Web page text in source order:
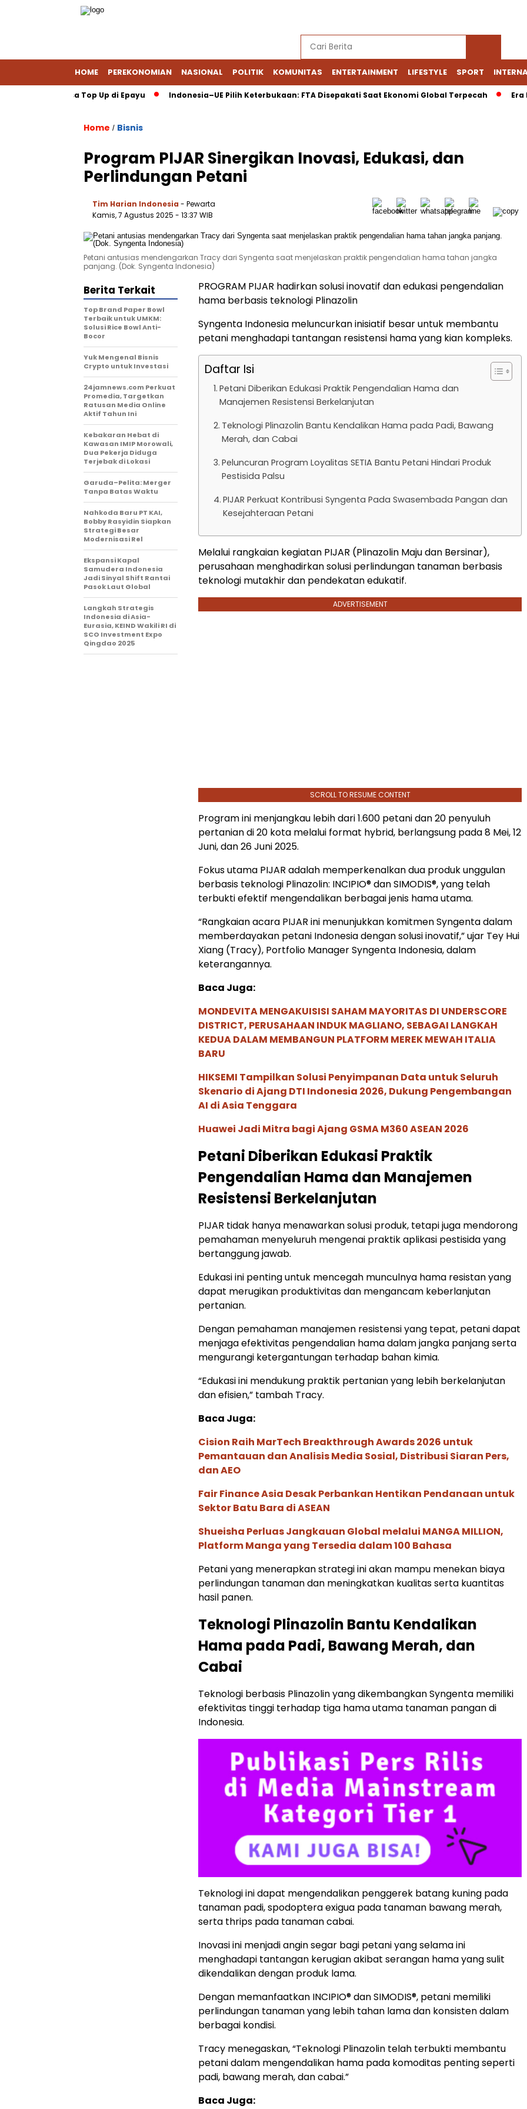
HOME PEREKONOMIAN NASIONAL POLITIK KOMUNITAS ENTERTAINMENT LIFESTYLE SPORT
via Jasa Top Up di Epayu Indonesia–UE Pilih Keterbukaan: FTA Disepakati Saat Ekonomi Global Terpecah Era Baru
Home / Bisnis
Program PIJAR Sinergikan Inovasi, Edukasi, dan
Perlindungan Petani
Tim Harian Indonesia - Pewarta
Kamis, 7 Agustus 2025 - 13:37 WIB
Petani antusias mendengarkan Tracy dari Syngenta saat menjelaskan praktik pengendalian hama tahan jangka
panjang. (Dok. Syngenta Indonesia)
PROGRAM PIJAR hadirkan solusi inovatif dan edukasi pengendalian
hama berbasis teknologi Plinazolin
Syngenta Indonesia meluncurkan inisiatif besar untuk membantu
petani menghadapi tantangan resistensi hama yang kian kompleks.
Daftar Isi
Petani Diberikan Edukasi Praktik Pengendalian Hama dan
Manajemen Resistensi Berkelanjutan
Teknologi Plinazolin Bantu Kendalikan Hama pada Padi, Bawang
Merah, dan Cabai
Peluncuran Program Loyalitas SETIA Bantu Petani Hindari Produk
Pestisida Palsu
PIJAR Perkuat Kontribusi Syngenta Pada Swasembada Pangan dan
Kesejahteraan Petani
Melalui rangkaian kegiatan PIJAR (Plinazolin Maju dan Bersinar),
perusahaan menghadirkan solusi perlindungan tanaman berbasis
teknologi mutakhir dan pendekatan edukatif.
ADVERTISEMENT
SCROLL TO RESUME CONTENT
Program ini menjangkau lebih dari 1.600 petani dan 20 penyuluh
pertanian di 20 kota melalui format hybrid, berlangsung pada 8 Mei, 12
Juni, dan 26 Juni 2025.
Fokus utama PIJAR adalah memperkenalkan dua produk unggulan
berbasis teknologi Plinazolin: INCIPIO® dan SIMODIS®, yang telah
terbukti efektif mengendalikan berbagai jenis hama utama.
“Rangkaian acara PIJAR ini menunjukkan komitmen Syngenta dalam
memberdayakan petani Indonesia dengan solusi inovatif,” ujar Tey Hui
Xiang (Tracy), Portfolio Manager Syngenta Indonesia, dalam
keterangannya.
Baca Juga:
MONDEVITA MENGAKUISISI SAHAM MAYORITAS DI UNDERSCORE
DISTRICT, PERUSAHAAN INDUK MAGLIANO, SEBAGAI LANGKAH
KEDUA DALAM MEMBANGUN PLATFORM MEREK MEWAH ITALIA
BARU
HIKSEMI Tampilkan Solusi Penyimpanan Data untuk Seluruh
Skenario di Ajang DTI Indonesia 2026, Dukung Pengembangan
AI di Asia Tenggara
Huawei Jadi Mitra bagi Ajang GSMA M360 ASEAN 2026
Petani Diberikan Edukasi Praktik
Pengendalian Hama dan Manajemen
Resistensi Berkelanjutan
PIJAR tidak hanya menawarkan solusi produk, tetapi juga mendorong
pemahaman menyeluruh mengenai praktik aplikasi pestisida yang
bertanggung jawab.
Edukasi ini penting untuk mencegah munculnya hama resistan yang
dapat merugikan produktivitas dan mengancam keberlanjutan
pertanian.
Dengan pemahaman manajemen resistensi yang tepat, petani dapat
menjaga efektivitas pengendalian hama dalam jangka panjang serta
mengurangi ketergantungan terhadap bahan kimia.
“Edukasi ini mendukung praktik pertanian yang lebih berkelanjutan
dan efisien,” tambah Tracy.
Baca Juga:
Cision Raih MarTech Breakthrough Awards 2026 untuk
Pemantauan dan Analisis Media Sosial, Distribusi Siaran Pers,
dan AEO
Fair Finance Asia Desak Perbankan Hentikan Pendanaan untuk
Sektor Batu Bara di ASEAN
Shueisha Perluas Jangkauan Global melalui MANGA MILLION,
Platform Manga yang Tersedia dalam 100 Bahasa
Petani yang menerapkan strategi ini akan mampu menekan biaya
perlindungan tanaman dan meningkatkan kualitas serta kuantitas
hasil panen.
Teknologi Plinazolin Bantu Kendalikan
Hama pada Padi, Bawang Merah, dan
Cabai
Teknologi berbasis Plinazolin yang dikembangkan Syngenta memiliki
efektivitas tinggi terhadap tiga hama utama tanaman pangan di
Indonesia.
Teknologi ini dapat mengendalikan penggerek batang kuning pada
tanaman padi, spodoptera exigua pada tanaman bawang merah,
serta thrips pada tanaman cabai.
Inovasi ini menjadi angin segar bagi petani yang selama ini
menghadapi tantangan kerugian akibat serangan hama yang sulit
dikendalikan dengan produk lama.
Dengan memanfaatkan INCIPIO® dan SIMODIS®, petani memiliki
perlindungan tanaman yang lebih tahan lama dan konsisten dalam
berbagai kondisi.
Tracy menegaskan, “Teknologi Plinazolin telah terbukti membantu
petani dalam mengendalikan hama pada komoditas penting seperti
padi, bawang merah, dan cabai.”
Baca Juga:
Berita Terkait
Top Brand Paper Bowl
Terbaik untuk UMKM:
Solusi Rice Bowl Anti-
Bocor
Yuk Mengenal Bisnis
Crypto untuk Investasi
24jamnews.com Perkuat
Promedia, Targetkan
Ratusan Media Online
Aktif Tahun Ini
Kebakaran Hebat di
Kawasan IMIP Morowali,
Dua Pekerja Diduga
Terjebak di Lokasi
Garuda–Pelita: Merger
Tanpa Batas Waktu
Nahkoda Baru PT KAI,
Bobby Rasyidin Siapkan
Strategi Besar
Modernisasi Rel
Ekspansi Kapal
Samudera Indonesia
Jadi Sinyal Shift Rantai
Pasok Laut Global
Langkah Strategis
Indonesia di Asia-
Eurasia, KEIND Wakili RI di
SCO Investment Expo
Qingdao 2025